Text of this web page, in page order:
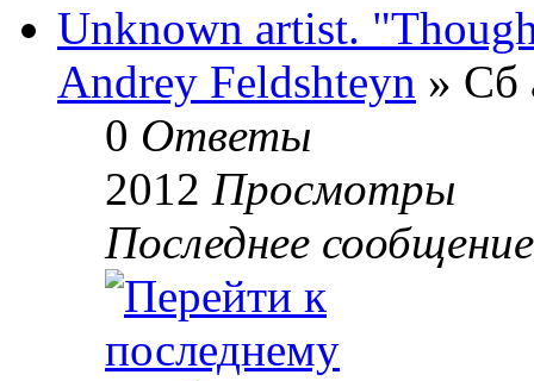
Unknown artist.
Andrey Feldshteyn » Сб
0 Ответы
2012 Просмотры
Последнее